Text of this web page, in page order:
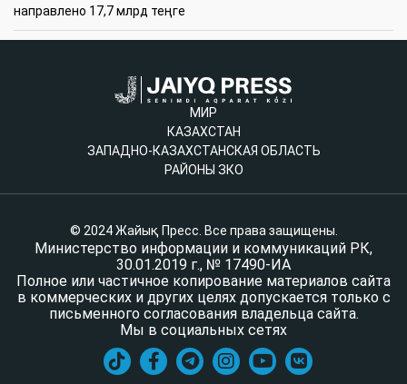
направлено 17,7 млрд теңге
МИР
КАЗАХСТАН
ЗАПАДНО-КАЗАХСТАНСКАЯ ОБЛАСТЬ
РАЙОНЫ ЗКО
© 2024 Жайық Пресс. Все права защищены.
Министерство информации и коммуникаций РК,
30.01.2019 г., № 17490-ИА
Полное или частичное копирование материалов сайта
в коммерческих и других целях допускается только с
письменного согласования владельца сайта.
Мы в социальных сетях